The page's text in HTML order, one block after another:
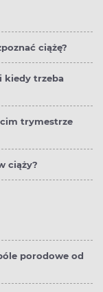
ciążę?
kiedy trzeba
trymestrze
ciąży?
porodowe od